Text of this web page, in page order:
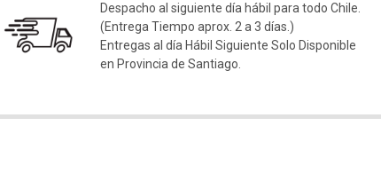
Despacho al siguiente día hábil para todo Chile.
(Entrega Tiempo aprox. 2 a 3 días.)
Entregas al día Hábil Siguiente Solo Disponible
en Provincia de Santiago.